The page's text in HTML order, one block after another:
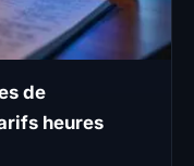
de
heures